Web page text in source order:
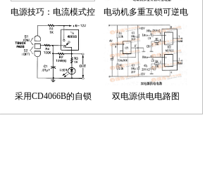
电源技巧：电流模式控
制简化了对降压LED稳
压器的补偿
电动机多重互锁可逆电
路
采用CD4066B的自锁
式触摸开关电路
双电源供电电路图